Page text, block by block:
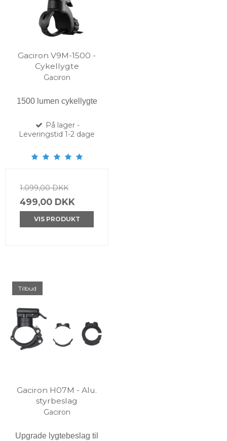
Gaciron V9M-1500 -
Cykellygte
Gaciron
1500 lumen cykellygte
På lager -
Leveringstid 1-2 dage
1.099,00 DKK
499,00 DKK
VIS PRODUKT
Tilbud
Gaciron H07M - Alu.
styrbeslag
Gaciron
Upgrade lygtebeslag til